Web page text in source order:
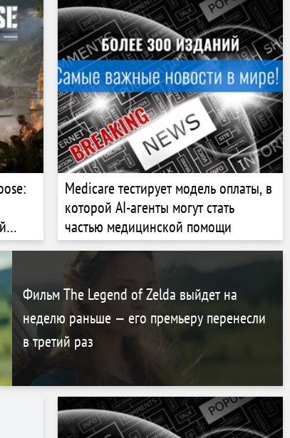
Medicare тестирует модель оплаты, в
которой AI-агенты могут стать
частью медицинской помощи
Фильм The Legend of Zelda выйдет на
неделю раньше — его премьеру перенесли
в третий раз